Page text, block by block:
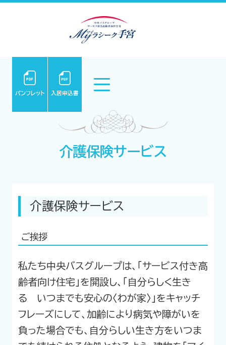
パンフレット 入居申込書
介護保険サービス
介護保険サービス
ご挨拶
私たち中央バスグループは、「サービス付き高
齢者向け住宅」を開設し、「自分らしく生き
る いつまでも安心の〈わが家〉」をキャッチ
フレーズにして、加齢により病気や障がいを
負った場合でも、自分らしい生き方をいつま